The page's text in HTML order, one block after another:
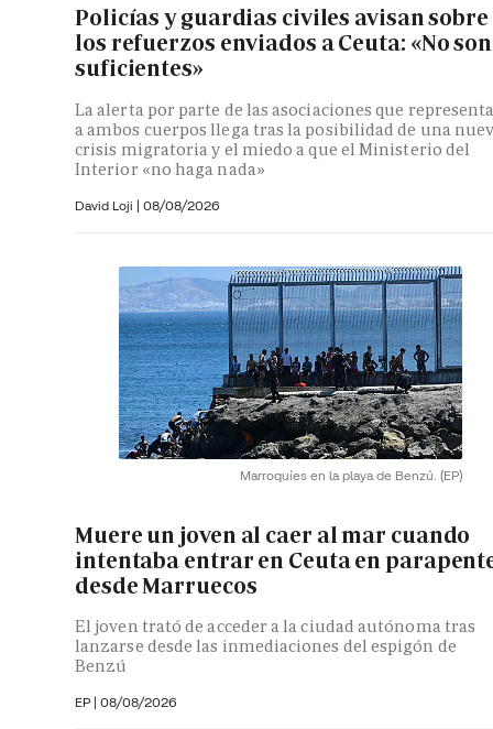
Policías y guardias civiles avisan sobre
los refuerzos enviados a Ceuta: «No son
suficientes»
La alerta por parte de las asociaciones que
a ambos cuerpos llega tras la posibilidad de una
crisis migratoria y el miedo a que el Ministerio del
Interior «no haga nada»
David Loji | 08/08/2026
Marroquíes en la playa de Benzú. (EP)
Muere un joven al caer al mar cuando
intentaba entrar en Ceuta en
desde Marruecos
El joven trató de acceder a la ciudad autónoma tras
lanzarse desde las inmediaciones del espigón de
Benzú
EP | 08/08/2026